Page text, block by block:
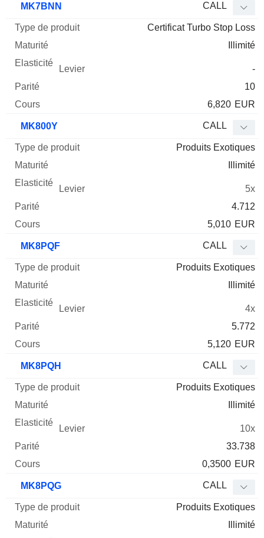
MK7BNN CALL
Certificat Turbo Stop Loss
Illimité
-
10
6,820 EUR
MK800Y CALL
Produits Exotiques
Illimité
5x
4.712
5,010 EUR
MK8PQF CALL
Produits Exotiques
Illimité
4x
5.772
5,120 EUR
MK8PQH CALL
Produits Exotiques
Illimité
10x
33.738
0,3500 EUR
MK8PQG CALL
Produits Exotiques
Illimité